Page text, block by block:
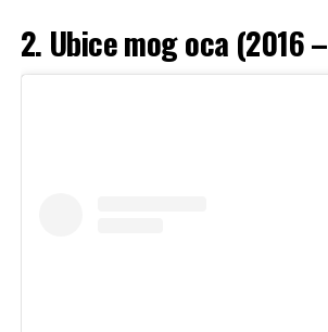
2. Ubice mog oca (2016 –